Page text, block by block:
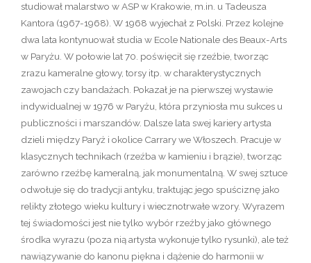
studiował malarstwo w ASP w Krakowie, m.in. u Tadeusza
Kantora (1967-1968). W 1968 wyjechał z Polski. Przez kolejne
dwa lata kontynuował studia w Ecole Nationale des Beaux-Arts
w Paryżu. W połowie lat 70. poświęcił się rzeźbie, tworząc
zrazu kameralne głowy, torsy itp. w charakterystycznych
zawojach czy bandażach. Pokazał je na pierwszej wystawie
indywidualnej w 1976 w Paryżu, która przyniosła mu sukces u
publiczności i marszandów. Dalsze lata swej kariery artysta
dzieli między Paryż i okolice Carrary we Włoszech. Pracuje w
klasycznych technikach (rzeźba w kamieniu i brązie), tworząc
zarówno rzeźbę kameralną, jak monumentalną. W swej sztuce
odwołuje się do tradycji antyku, traktując jego spuściznę jako
relikty złotego wieku kultury i wiecznotrwałe wzory. Wyrazem
tej świadomości jest nie tylko wybór rzeźby jako głównego
środka wyrazu (poza nią artysta wykonuje tylko rysunki), ale też
nawiązywanie do kanonu piękna i dążenie do harmonii w